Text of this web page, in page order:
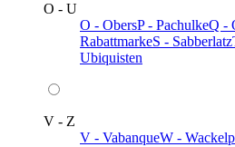
O - U
O - ObersP - PachulkeQ -
RabattmarkeS - Sabberlatz
Ubiquisten
V - Z
V - VabanqueW -